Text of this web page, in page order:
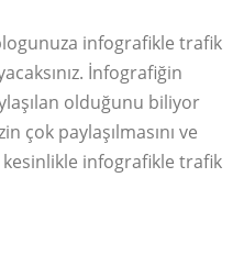
infografikle trafik
İnfografiğin
olduğunu biliyor
çok paylaşılmasını ve
infografikle trafik